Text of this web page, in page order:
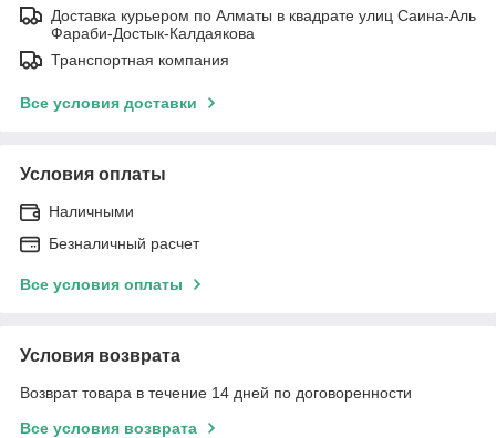
Доставка курьером по Алматы в квадрате улиц Саина-Аль
Фараби-Достык-Калдаякова
Транспортная компания
Все условия доставки
Условия оплаты
Наличными
Безналичный расчет
Все условия оплаты
Условия возврата
Возврат товара в течение 14 дней по договоренности
Все условия возврата